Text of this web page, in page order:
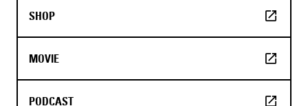
SHOP
MOVIE
PODCAST